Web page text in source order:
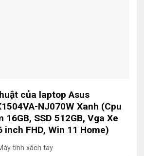
của laptop Asus
NJ070W Xanh (Cpu
16GB, SSD 512GB, Vga Xe
inch FHD, Win 11 Home)
tính xách tay